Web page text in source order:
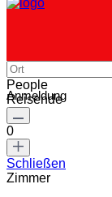
Anmeldung
People
Reisende
0
Schließen
Zimmer